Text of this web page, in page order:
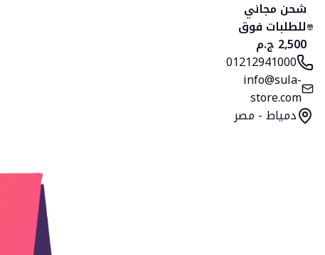
شحن مجاني
للطلبات فوق
2,500 ج.م
01212941000
info@sula-
store.com
دمياط - مصر